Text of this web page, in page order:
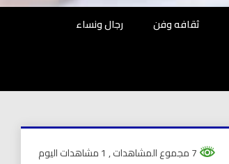
ثقافه وفن رجال ونساء
, 1 مشاهدات اليوم